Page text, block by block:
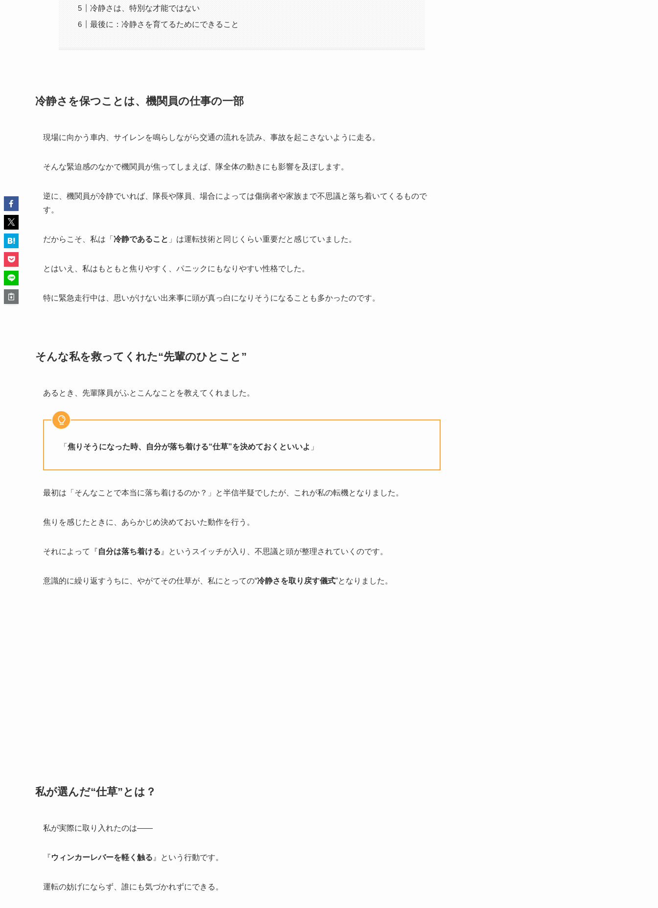
冷静さは、特別な才能ではない
最後に：冷静さを育てるためにできること
冷静さを保つことは、機関員の仕事の一部
現場に向かう車内、サイレンを鳴らしながら交通の流れを読み、事故を起こさないように走る。
そんな緊迫感のなかで機関員が焦ってしまえば、隊全体の動きにも影響を及ぼします。
逆に、機関員が冷静でいれば、隊長や隊員、場合によっては傷病者や家族まで不思議と落ち着いてくるもので
す。
だからこそ、私は「 冷静であること 」は運転技術と同じくらい重要だと感じていました。
とはいえ、私はもともと焦りやすく、パニックにもなりやすい性格でした。
特に緊急走行中は、思いがけない出来事に頭が真っ白になりそうになることも多かったのです。
そんな私を救ってくれた“先輩のひとこと”
あるとき、先輩隊員がふとこんなことを教えてくれました。
「 焦りそうになった時、自分が落ち着ける“仕草”を決めておくといいよ 」
最初は「そんなことで本当に落ち着けるのか？」と半信半疑でしたが、これが私の転機となりました。
焦りを感じたときに、あらかじめ決めておいた動作を行う。
それによって『自分は落ち着ける 』というスイッチが入り、不思議と頭が整理されていくのです。
意識的に繰り返すうちに、やがてその仕草が、私にとっての“冷静さを取り戻す儀式”となりました。
私が選んだ“仕草”とは？
私が実際に取り入れたのは――
『ウィンカーレバーを軽く触る 』という行動です。
運転の妨げにならず、誰にも気づかれずにできる。